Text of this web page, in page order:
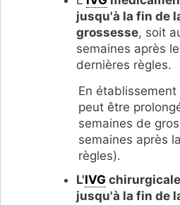
jusqu'à la fin de
grossesse, soit
semaines après
dernières règles.
En
peut être
semaines de
semaines après
règles).
L'IVG chirurgicale
jusqu'à la fin de